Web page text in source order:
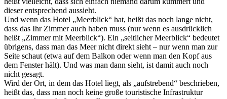
dieser entsprechend aussieht.
Und wenn das Hotel „Meerblick“ hat, heißt das noch lange nicht,
dass das Ihr Zimmer auch haben muss (nur wenn es ausdrücklich
heißt „Zimmer mit Meerblick“). Ein „seitlicher Meerblick“ bedeutet
übrigens, dass man das Meer nicht direkt sieht – nur wenn man zur
Seite schaut (etwa auf dem Balkon oder wenn man den Kopf aus
dem Fenster hält). Und was man dann sieht, ist damit auch noch
nicht gesagt.
Wird der Ort, in dem das Hotel liegt, als „aufstrebend“ beschrieben,
heißt das, dass man noch keine große touristische Infrastruktur